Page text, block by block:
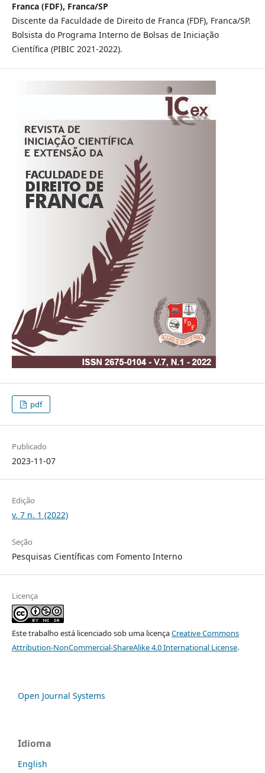
Franca (FDF), Franca/SP
Discente da Faculdade de Direito de Franca (FDF), Franca/SP.
Bolsista do Programa Interno de Bolsas de Iniciação
Científica (PIBIC 2021-2022).
pdf
Publicado
2023-11-07
Edição
v. 7 n. 1 (2022)
Seção
Pesquisas Científicas com Fomento Interno
Licença
Este trabalho está licenciado sob uma licençaCreative Commons
Attribution-NonCommercial-ShareAlike 4.0 International License.
Open Journal Systems
Idioma
English